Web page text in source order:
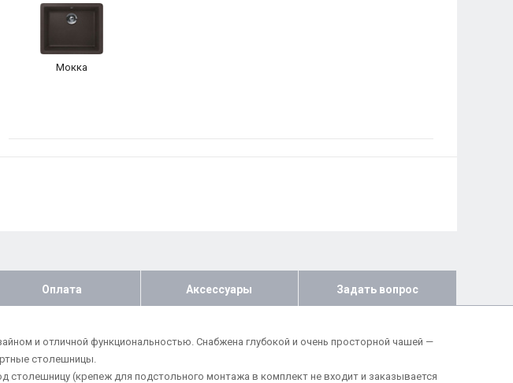
Мокка
Оплата Аксессуары Задать вопрос
и отличной функциональностью. Снабжена глубокой и очень просторной чашей —
столешницы.
(крепеж для подстольного монтажа в комплект не входит и заказывается